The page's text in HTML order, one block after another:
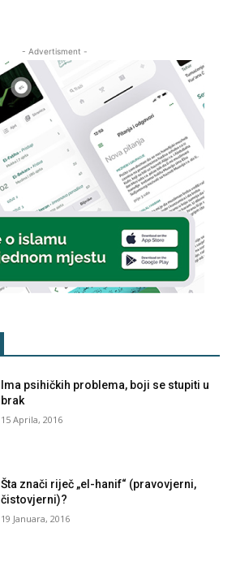
- Advertisment -
Ima psihičkih problema, boji se stupiti u
brak
15 Aprila, 2016
Šta znači riječ „el-hanif“ (pravovjerni,
čistovjerni)?
19 Januara, 2016